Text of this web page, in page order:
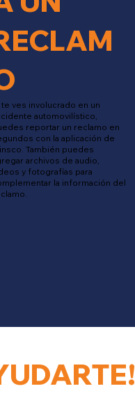
te ves involucrado en un
automovilístico,
reportar un reclamo en
con la aplicación de
También puedes
archivos de audio,
y fotografías para
la información del